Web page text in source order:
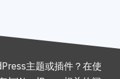
主题或插件？在使